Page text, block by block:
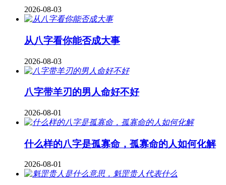
2026-08-03
从八字看你能否成大事
2026-08-03
八字带羊刃的男人命好不好
2026-08-01
什么样的八字是孤寡命，孤寡命的人如何化解
2026-08-01